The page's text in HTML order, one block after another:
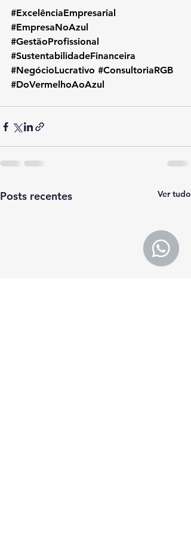
#ExcelênciaEmpresarial
#EmpresaNoAzul
#GestãoProfissional
#SustentabilidadeFinanceira
#NegócioLucrativo #ConsultoriaRGB
#DoVermelhoAoAzul
Posts recentes Ver tudo